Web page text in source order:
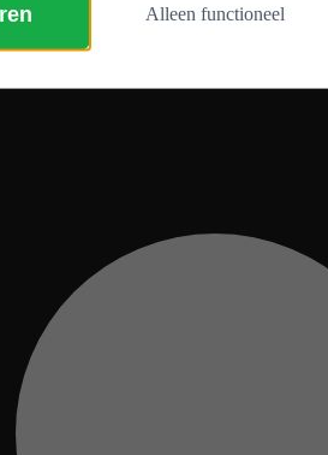
Alleen functioneel